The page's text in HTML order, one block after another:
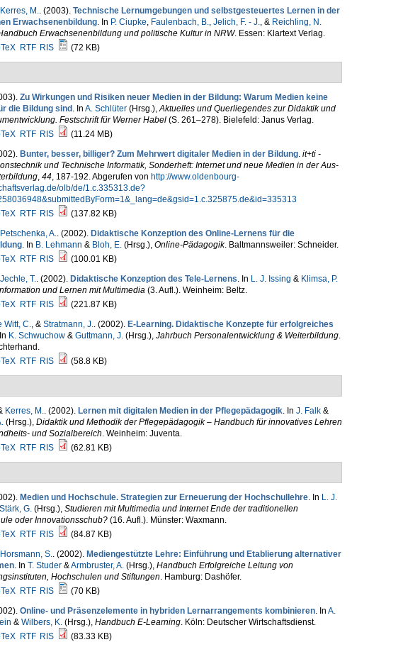
Kerres, M.. (2003). Technische Lernumgebungen und selbstgesteuertes Lernen in der
Erwachsenenbildung. In P. Ciupke, Faulenbach, B., Jelich, F. - J., & Reichling, N.
Erwachsenenbildung und politische Kultur in NRW. Essen: Klartext Verlag.
RTF RIS (72 KB)
Zu Wirkungen und Risiken neuer Medien in der Bildung: Warum Medien keine
die Bildung sind . In A. Schlüter(Hrsg.),Aktuelles und Querliegendes zur Didaktik und
Festschrift für Werner Habel(S. 261–278). Bielefeld: Janus Verlag.
RTF RIS
(11.24 MB)
Bunter, besser, billiger? Zum Mehrwert digitaler Medien in der Bildung. it+ti -
und Technische Informatik, Sonderheft: Internet und neue Medien in der Aus-
, 44, 187-192. Abgerufen von http://www.oldenbourg-
olb/de/1.c.335313.de?
RTF RIS
(137.82 KB)
Petschenka, A.. (2002). Didaktische Konzeption des Online-Lernens für die
. In B. Lehmann & Bloh, E.(Hrsg.), Online-Pädagogik. Baltmannsweiler: Schneider.
RTF RIS
(100.01 KB)
Jechle, T.. (2002). Didaktische Konzeption des Tele-Lernens. In L. J. Issing & Klimsa, P.
und Lernen mit Multimedia(3. Aufl.). Weinheim: Beltz.
RTF RIS
(221.87 KB)
Witt, C., & Stratmann, J.. (2002). E-Learning. Didaktische Konzepte für erfolgreiches
K. Schwuchow& Guttmann, J.(Hrsg.), Jahrbuch Personalentwicklung & Weiterbildung.
RTF RIS (58.8 KB)
Kerres, M.. (2002). Lernen mit digitalen Medien in der Pflegepädagogik. In J. Falk&
(Hrsg.), Didaktik und Methodik der Pflegepädagogik – Handbuch für innovatives Lehren
und Sozialbereich. Weinheim: Juventa.
RTF RIS (62.81 KB)
Medien und Hochschule. Strategien zur Erneuerung der Hochschullehre. In L. J.
Stärk, G.(Hrsg.), Studieren mit Multimedia und Internet Ende der traditionellen
oder Innovationsschub?(16. Aufl.). Münster: Waxmann.
RTF RIS
(84.87 KB)
Horsmann, S.. (2002). Mediengestützte Lehre: Einführung und Etablierung alternativer
. In T. Studer&Armbruster, A.(Hrsg.), Handbuch Erfolgreiche Leitung von
Hochschulen und Stiftungen. Hamburg: Dashöfer.
RTF RIS
(70 KB)
Online- und Präsenzelemente in hybriden Lernarrangements kombinieren. In A.
& Wilbers, K.(Hrsg.), Handbuch E-Learning. Köln: Deutscher Wirtschaftsdienst.
RTF RIS
(83.33 KB)